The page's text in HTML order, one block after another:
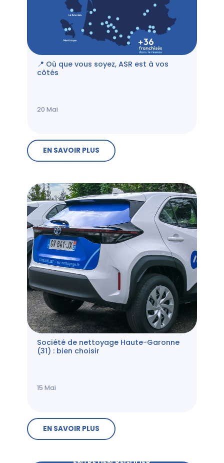
📍 Où que vous soyez, ASR est à vos
côtés
20 Mai
EN SAVOIR PLUS
Société de nettoyage Haute-Garonne
(31) : bien choisir
15 Mai
EN SAVOIR PLUS